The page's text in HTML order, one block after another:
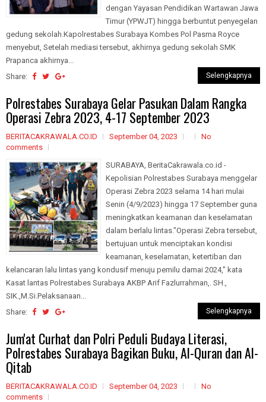
dengan Yayasan Pendidikan Wartawan Jawa
Timur (YPWJT) hingga berbuntut penyegelan
gedung sekolah.Kapolrestabes Surabaya Kombes Pol Pasma Royce
menyebut, Setelah mediasi tersebut, akhirnya gedung sekolah SMK
Prapanca akhirnya...
Share:
Selengkapnya
Polrestabes Surabaya Gelar Pasukan Dalam Rangka
Operasi Zebra 2023, 4-17 September 2023
BERITACAKRAWALA.CO.ID September 04, 2023
No
comments
SURABAYA, BeritaCakrawala.co.id -
Kepolisian Polrestabes Surabaya menggelar
Operasi Zebra 2023 selama 14 hari mulai
Senin (4/9/2023) hingga 17 September guna
meningkatkan keamanan dan keselamatan
dalam berlalu lintas."Operasi Zebra tersebut,
bertujuan untuk menciptakan kondisi
keamanan, keselamatan, ketertiban dan
kelancaran lalu lintas yang kondusif menuju pemilu damai 2024," kata
Kasat lantas Polrestabes Surabaya AKBP Arif Fazlurrahman,. SH.,
SIK.,M.Si.Pelaksanaan...
Share:
Selengkapnya
Jum'at Curhat dan Polri Peduli Budaya Literasi,
Polrestabes Surabaya Bagikan Buku, Al-Quran dan Al-
Qitab
BERITACAKRAWALA.CO.ID September 04, 2023
No
comments